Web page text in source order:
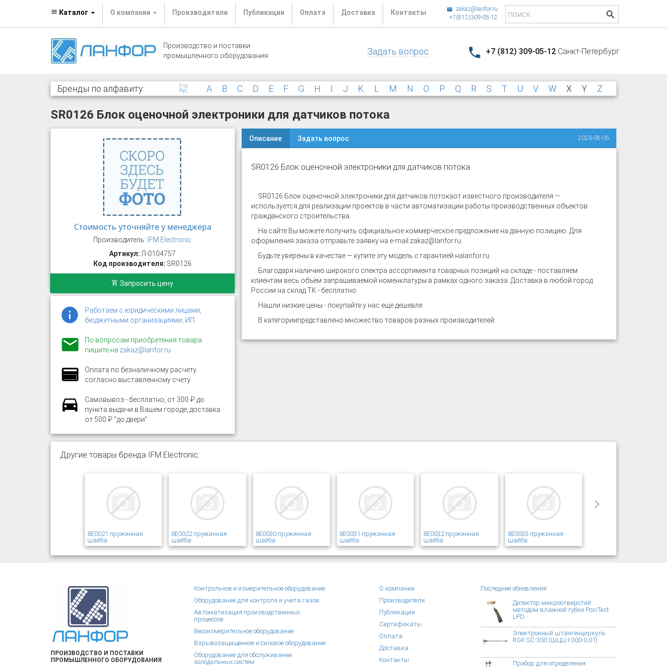
Каталог О компании Производители Публикации Оплата Доставка Контакты
zakaz@lanfor.ru
+7(812)309-05-12
Производство и поставки
промышленного оборудования
Задать вопрос +7 (812) 309-05-12 Санкт-Петербург
Бренды по алфавиту:
Eng
Рус
A B C D E F G H I J K L M N O P Q R S T U VW X Y Z
SR0126 Блок оценочной электроники для датчиков потока
Стоимость уточняйте у менеджера
Производитель: IFM Electronic
Артикул: Л-0104757
Код производителя: SR0126
Запросить цену
Работаем с юридическими лицами,
бюджетными организациями, ИП
По вопросам приобретения товара
пишите на zakaz@lanfor.ru
Оплата по безналичному расчету
согласно выставленному счету
Самовывоз - бесплатно, от 300 ₽ до
пункта выдачи в Вашем городе, доставка
от 500 ₽ "до двери"
Описание Задать вопрос 2026-08-06
SR0126 Блок оценочной электроники для датчиков потока
SR0126 Блок оценочной электроники для датчиков потокаот известного производителя —
используется для реализации проектов в части автоматизации работы производственных объектов
гражданского строительства.
На сайте Вы можете получить официальное коммерческое предложение на данную позицию. Для
оформления заказа отправьте заявку на e-mail:zakaz@lanfor.ru
Будьте уверены в качестве — купите эту модель с гарантией на lanfor.ru
Благодаря наличию широкого спектра ассортимента товарных позиций на складе - поставляем
клиентам весь объём запрашиваемой номенклатуры в рамках одного заказа. Доставка в любой город
России на склад ТК - бесплатно.
Нашли низкие цены - покупайте у нас ещё дешевле.
В категориипредставлено множество товаров разных производителей.
Другие товары бренда IFM Electronic:
8E0021 пружинная
шайба
8E0022 пружинная
шайба
8E0030 пружинная
шайба
8E0031 пружинная
шайба
8E0032 пружинная
шайба
8E0033 пружинная
шайба
ПРОИЗВОДСТВО И ПОСТАВКИ
ПРОМЫШЛЕННОГО ОБОРУДОВАНИЯ
Контрольное и измерительное оборудование
Оборудование для контроля и учета газов
Автоматизация производственных
процессов
Весоизмерительное оборудование
Взрывозащищенное и силовое оборудование
Оборудование для обслуживание
холодильных систем
О компании
Производители
Публикации
Сертификаты
Оплата
Доставка
Контакты
Последние обновления:
Детектор микроотверстий
методом влажной губки PosiTest
LPD
Электронный штангенциркуль
RGK SC-300 (ШЦЦ-I-300-0,01)
Прибор для определения